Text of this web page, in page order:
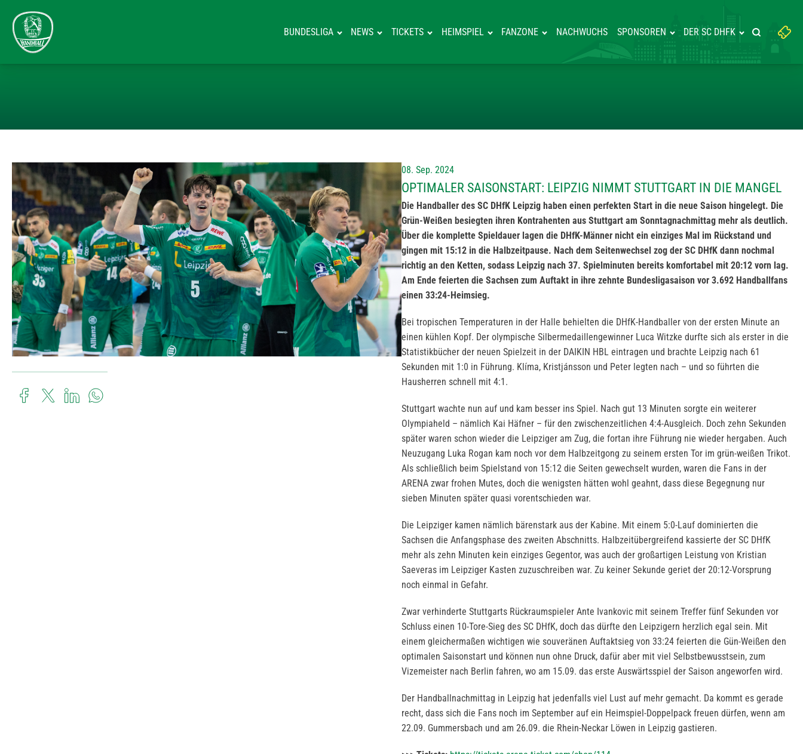
BUNDESLIGA NEWS TICKETS HEIMSPIEL FANZONE NACHWUCHS SPONSOREN DER SC DHFK
Suchbegriff
eingeben:
Suche
08. Sep. 2024
OPTIMALER SAISONSTART: LEIPZIG NIMMT STUTTGART IN DIE MANGEL
Die Handballer des SC DHfK Leipzig haben einen perfekten Start in die neue Saison hingelegt. Die
Grün-Weißen besiegten ihren Kontrahenten aus Stuttgart am Sonntagnachmittag mehr als deutlich.
Über die komplette Spieldauer lagen die DHfK-Männer nicht ein einziges Mal im Rückstand und
gingen mit 15:12 in die Halbzeitpause. Nach dem Seitenwechsel zog der SC DHfK dann nochmal
richtig an den Ketten, sodass Leipzig nach 37. Spielminuten bereits komfortabel mit 20:12 vorn lag.
Am Ende feierten die Sachsen zum Auftakt in ihre zehnte Bundesligasaison vor 3.692 Handballfans
einen 33:24-Heimsieg.
Bei tropischen Temperaturen in der Halle behielten die DHfK-Handballer von der ersten Minute an
einen kühlen Kopf. Der olympische Silbermedaillengewinner Luca Witzke durfte sich als erster in die
Statistikbücher der neuen Spielzeit in der DAIKIN HBL eintragen und brachte Leipzig nach 61
Sekunden mit 1:0 in Führung. Klíma, Kristjánsson und Peter legten nach – und so führten die
Hausherren schnell mit 4:1.
Stuttgart wachte nun auf und kam besser ins Spiel. Nach gut 13 Minuten sorgte ein weiterer
Olympiaheld – nämlich Kai Häfner – für den zwischenzeitlichen 4:4-Ausgleich. Doch zehn Sekunden
später waren schon wieder die Leipziger am Zug, die fortan ihre Führung nie wieder hergaben. Auch
Neuzugang Luka Rogan kam noch vor dem Halbzeitgong zu seinem ersten Tor im grün-weißen Trikot.
Als schließlich beim Spielstand von 15:12 die Seiten gewechselt wurden, waren die Fans in der
ARENA zwar frohen Mutes, doch die wenigsten hätten wohl geahnt, dass diese Begegnung nur
sieben Minuten später quasi vorentschieden war.
Die Leipziger kamen nämlich bärenstark aus der Kabine. Mit einem 5:0-Lauf dominierten die
Sachsen die Anfangsphase des zweiten Abschnitts. Halbzeitübergreifend kassierte der SC DHfK
mehr als zehn Minuten kein einziges Gegentor, was auch der großartigen Leistung von Kristian
Saeveras im Leipziger Kasten zuzuschreiben war. Zu keiner Sekunde geriet der 20:12-Vorsprung
noch einmal in Gefahr.
Zwar verhinderte Stuttgarts Rückraumspieler Ante Ivankovic mit seinem Treffer fünf Sekunden vor
Schluss einen 10-Tore-Sieg des SC DHfK, doch das dürfte den Leipzigern herzlich egal sein. Mit
einem gleichermaßen wichtigen wie souveränen Auftaktsieg von 33:24 feierten die Gün-Weißen den
optimalen Saisonstart und können nun ohne Druck, dafür aber mit viel Selbstbewusstsein, zum
Vizemeister nach Berlin fahren, wo am 15.09. das erste Auswärtsspiel der Saison angeworfen wird.
Der Handballnachmittag in Leipzig hat jedenfalls viel Lust auf mehr gemacht. Da kommt es gerade
recht, dass sich die Fans noch im September auf ein Heimspiel-Doppelpack freuen dürfen, wenn am
22.09. Gummersbach und am 26.09. die Rhein-Neckar Löwen in Leipzig gastieren.